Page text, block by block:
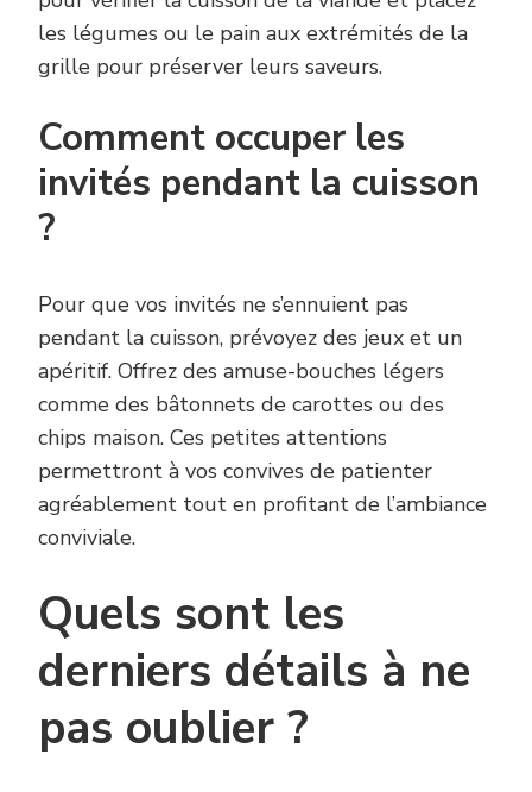
les légumes ou le pain aux extrémités de la
grille pour préserver leurs saveurs.
Comment occuper les
invités pendant la cuisson
?
Pour que vos invités ne s’ennuient pas
pendant la cuisson, prévoyez des jeux et un
apéritif. Offrez des amuse-bouches légers
comme des bâtonnets de carottes ou des
chips maison. Ces petites attentions
permettront à vos convives de patienter
agréablement tout en profitant de l’ambiance
conviviale.
Quels sont les
derniers détails à ne
pas oublier ?